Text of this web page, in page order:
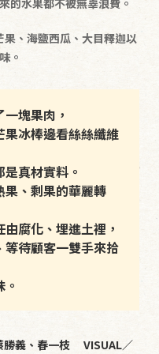
、海鹽西瓜、大目釋迦以
。
塊果肉，
冰棒邊看絲絲纖維
真材實料。
果、剩果的華麗轉
腐化、埋進土裡，
待顧客一雙手來拾
勝義、春一枝 VISUAL／